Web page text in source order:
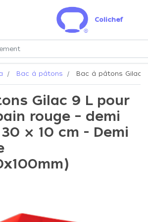
Colichef
Bac à pâtons Bac à pâtons Gilac
Gilac 9 L pour
rouge – demi
× 10 cm - Demi